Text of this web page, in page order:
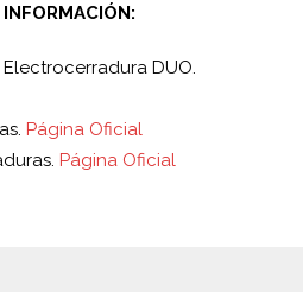
Electrocerradura DUO.
Página Oficial
Página Oficial